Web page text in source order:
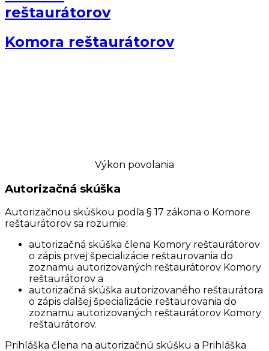
Komora reštaurátorov
Výkon povolania
Autorizačná skúška
Autorizačnou skúškou podľa § 17 zákona o Komore
reštaurátorov sa rozumie:
autorizačná skúška člena Komory reštaurátorov
o zápis prvej špecializácie reštaurovania do
zoznamu autorizovaných reštaurátorov Komory
reštaurátorov a
autorizačná skúška autorizovaného reštaurátora
o zápis ďalšej špecializácie reštaurovania do
zoznamu autorizovaných reštaurátorov Komory
reštaurátorov.
Prihláška člena na autorizačnú skúšku a Prihláška